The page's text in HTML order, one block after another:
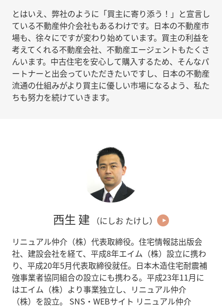
とはいえ、弊社のように「買主に寄り添う！」と宣言し
ている不動産仲介会社もあるわけです。日本の不動産市
場も、徐々にですが変わり始めています。買主の利益を
考えてくれる不動産会社、不動産エージェントもたくさ
んいます。中古住宅を安心して購入するため、そんなパ
ートナーと出会っていただきたいですし、日本の不動産
流通の仕組みがより買主に優しい市場になるよう、私た
ちも努力を続けていきます。
西生 建
（にしお たけし）
リニュアル仲介（株）代表取締役。住宅情報誌出版会
社、建設会社を経て、平成8年エイム（株）設立に携わ
り、平成20年5月代表取締役就任。日本木造住宅耐震補
強事業者協同組合の設立にも携わる。平成23年11月に
はエイム（株）より事業独立し、リニュアル仲介
（株）を設立。 SNS・WEBサイト リニュアル仲介